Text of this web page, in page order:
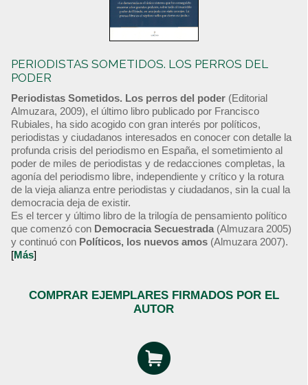
PERIODISTAS SOMETIDOS. LOS PERROS DEL
PODER
Periodistas Sometidos. Los perros del poder (Editorial
Almuzara, 2009), el último libro publicado por Francisco
Rubiales, ha sido acogido con gran interés por políticos,
periodistas y ciudadanos interesados en conocer con detalle la
profunda crisis del periodismo en España, el sometimiento al
poder de miles de periodistas y de redacciones completas, la
agonía del periodismo libre, independiente y crítico y la rotura
de la vieja alianza entre periodistas y ciudadanos, sin la cual la
democracia deja de existir.
Es el tercer y último libro de la trilogía de pensamiento político
que comenzó con Democracia Secuestrada (Almuzara 2005)
y continuó con Políticos, los nuevos amos (Almuzara 2007).
[Más]
COMPRAR EJEMPLARES FIRMADOS POR EL
AUTOR